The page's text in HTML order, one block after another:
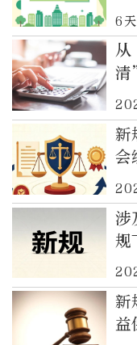
6
清
新
会
涉
规
新
益